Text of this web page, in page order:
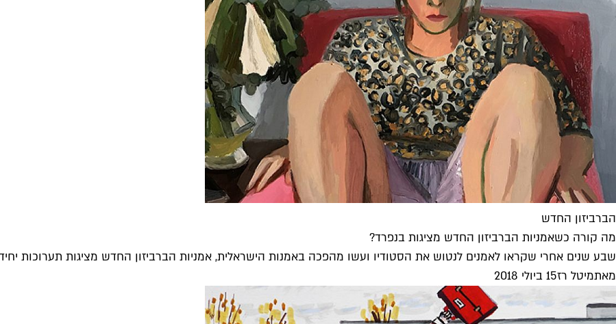
הברביזון החדש
מה קורה כשאמניות הברביזון החדש מציגות בנפרד?
שבע שנים אחרי שקראו לאמנים לנטוש את הסטודיו ועשו מהפכה באמנות הישראלית, אמניות הברביזון החדש מציגות תערוכות
מאתמיטל רז15 ביולי 2018